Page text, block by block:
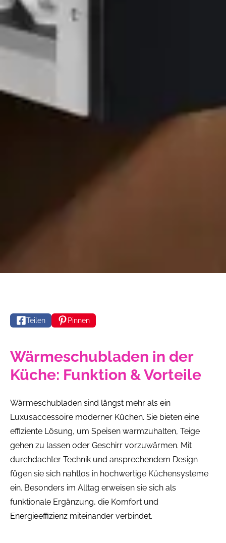
Teilen Pinnen
Wärmeschubladen in der
Küche: Funktion & Vorteile
Wärmeschubladen sind längst mehr als ein
Luxusaccessoire moderner Küchen. Sie bieten eine
effiziente Lösung, um Speisen warmzuhalten, Teige
gehen zu lassen oder Geschirr vorzuwärmen. Mit
durchdachter Technik und ansprechendem Design
fügen sie sich nahtlos in hochwertige Küchensysteme
ein. Besonders im Alltag erweisen sie sich als
funktionale Ergänzung, die Komfort und
Energieeffizienz miteinander verbindet.